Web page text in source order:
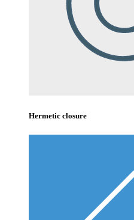
Hermetic closure